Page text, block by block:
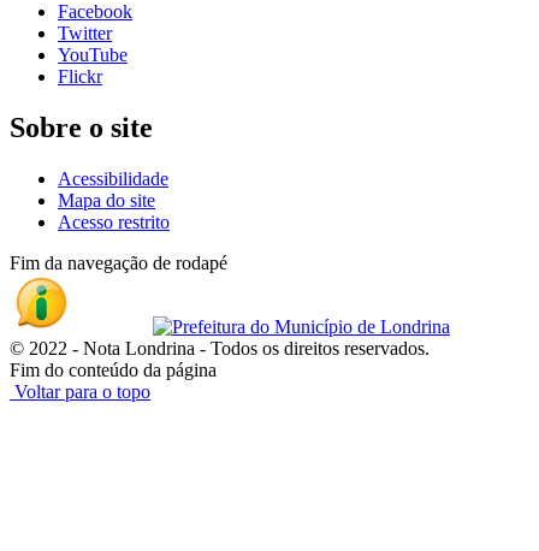
Facebook
Twitter
YouTube
Flickr
Sobre o site
Acessibilidade
Mapa do site
Acesso restrito
Fim da navegação de rodapé
© 2022 - Nota Londrina - Todos os direitos reservados.
Fim do conteúdo da página
Voltar para o topo